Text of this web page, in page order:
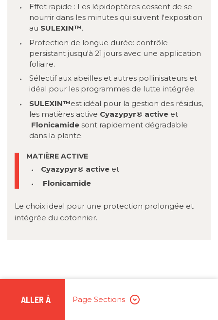
Effet rapide : Les lépidoptères cessent de se
nourrir dans les minutes qui suivent l'exposition
au SULEXIN™.
Protection de longue durée: contrôle
persistant jusqu'à 21 jours avec une application
foliaire.
Sélectif aux abeilles et autres pollinisateurs et
idéal pour les programmes de lutte intégrée.
SULEXIN™est idéal pour la gestion des résidus,
les matières active Cyazypyr® active et
Flonicamide sont rapidement dégradable
dans la plante.
MATIÈRE ACTIVE
Cyazypyr® active et
Flonicamide
Le choix ideal pour une protection prolongée et
intégrée du cotonnier.
ALLER À Page Sections